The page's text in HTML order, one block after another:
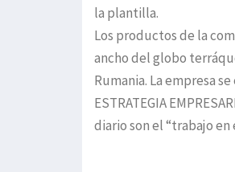
la plantilla.
Los productos de la
ancho del globo
Rumania. La empresa
ESTRATEGIA
diario son el “trabajo